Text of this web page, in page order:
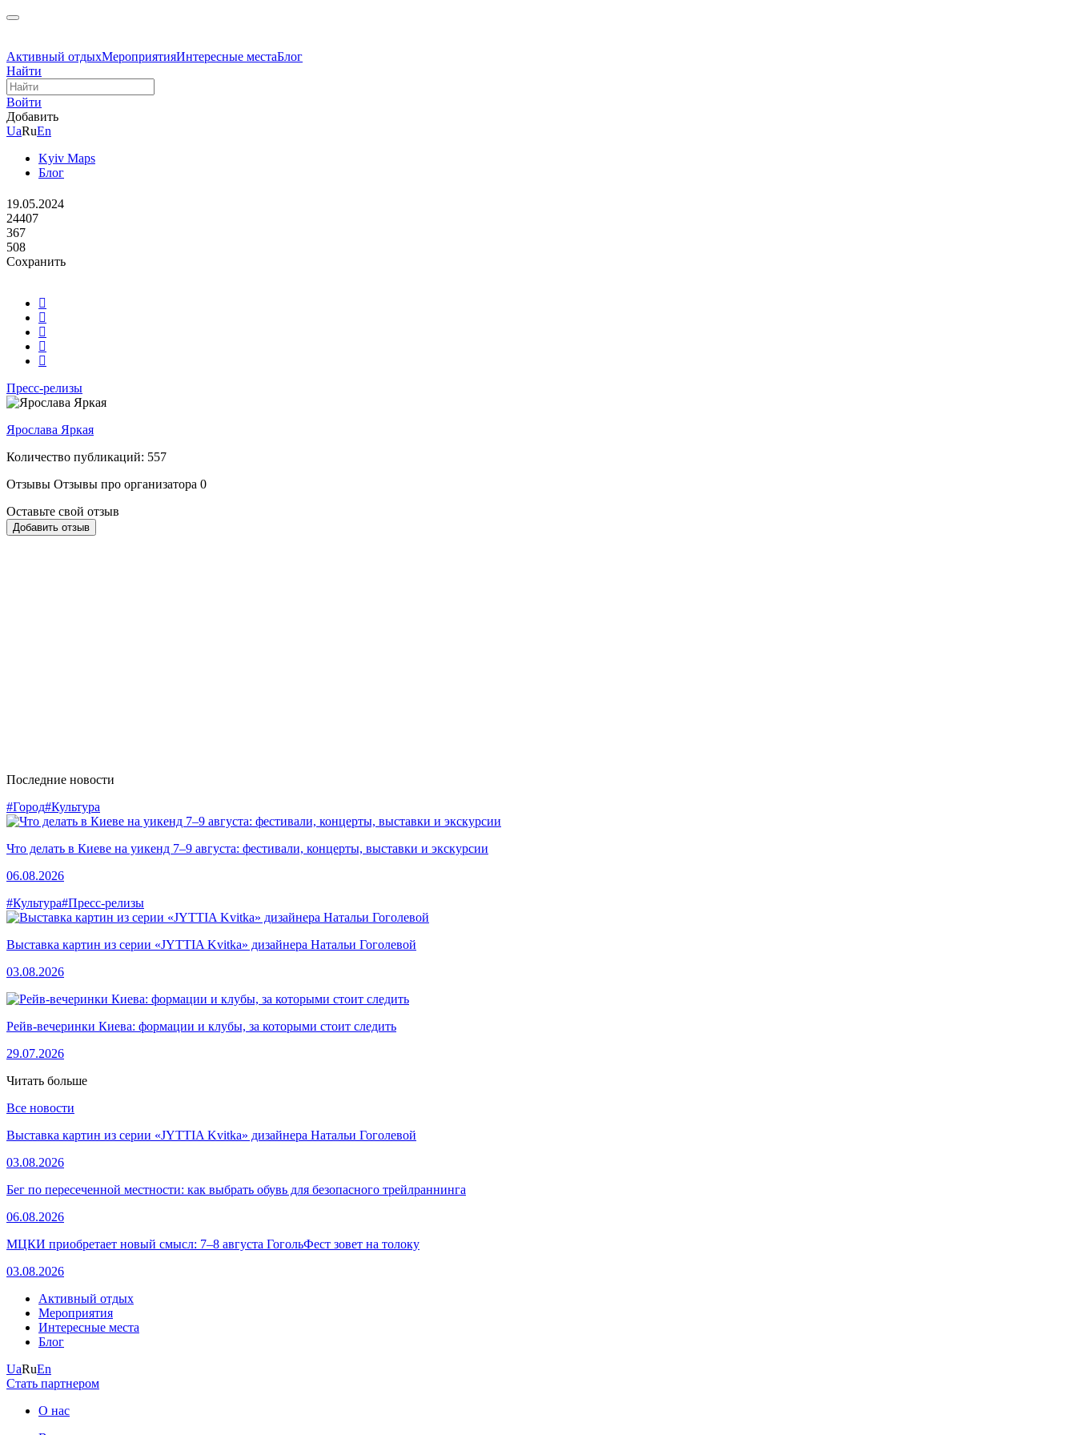
Активный отдыхМероприятияИнтересные местаБлог
Найти
Войти
Добавить
UaRuEn
Kyiv Maps
Блог
19.05.2024
24407
367
508
Сохранить
Пресс-релизы
Ярослава Яркая
Количество публикаций: 557
Отзывы Отзывы про организатора 0
Оставьте свой отзыв
Добавить отзыв
Последние новости
#Город#Культура
Что делать в Киеве на уикенд 7–9 августа: фестивали, концерты, выставки и экскурсии
06.08.2026
#Культура#Пресс-релизы
Выставка картин из серии «JYTTIA Kvitka» дизайнера Натальи Гоголевой
03.08.2026
Рейв-вечеринки Киева: формации и клубы, за которыми стоит следить
29.07.2026
Читать больше
Все новости
Выставка картин из серии «JYTTIA Kvitka» дизайнера Натальи Гоголевой
03.08.2026
Бег по пересеченной местности: как выбрать обувь для безопасного трейлраннинга
06.08.2026
МЦКИ приобретает новый смысл: 7–8 августа ГогольФест зовет на толоку
03.08.2026
Активный отдых
Мероприятия
Интересные места
Блог
UaRuEn
Стать партнером
О нас